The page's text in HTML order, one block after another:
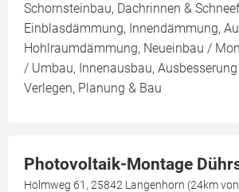
Schornsteinbau, Dachrinnen &
Einblasdämmung, Innendämmung,
Hohlraumdämmung, Neueinbau /
/ Umbau, Innenausbau,
Verlegen, Planung & Bau
Photovoltaik-Montage
Holmweg 61, 25842 Langenhorn (24km